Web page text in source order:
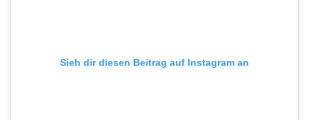
Sieh dir diesen Beitrag auf Instagram an